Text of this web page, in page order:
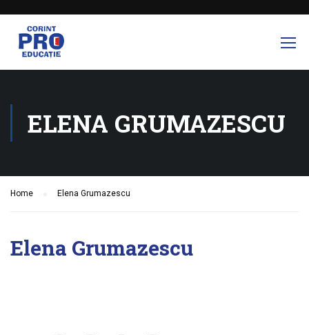
ELENA GRUMAZESCU
Home Elena Grumazescu
Elena Grumazescu